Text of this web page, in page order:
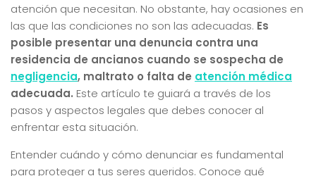
atención que necesitan. No obstante, hay ocasiones en
las que las condiciones no son las adecuadas. Es
posible presentar una denuncia contra una
residencia de ancianos cuando se sospecha de
negligencia, maltrato o falta de atención médica
adecuada. Este artículo te guiará a través de los
pasos y aspectos legales que debes conocer al
enfrentar esta situación.
Entender cuándo y cómo denunciar es fundamental
para proteger a tus seres queridos. Conoce qué